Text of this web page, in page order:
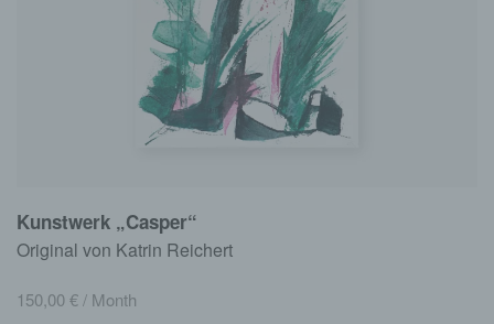
Kunstwerk „Casper“
Original von Katrin Reichert
150,00€/ Month